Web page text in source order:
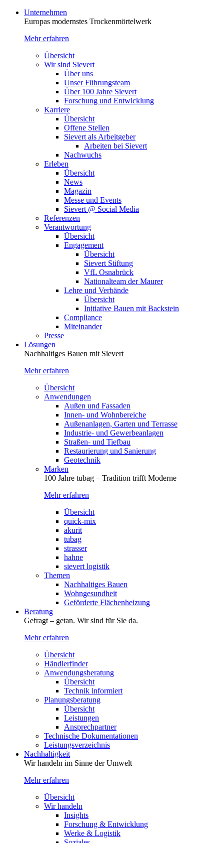
Unternehmen
Europas modernstes Trocken­mörtelwerk
Mehr erfahren
Übersicht
Wir sind Sievert
Über uns
Unser Führungsteam
Über 100 Jahre Sievert
Forschung und Entwicklung
Karriere
Übersicht
Offene Stellen
Sievert als Arbeitgeber
Arbeiten bei Sievert
Nachwuchs
Erleben
Übersicht
News
Magazin
Messe und Events
Sievert @ Social Media
Referenzen
Verantwortung
Übersicht
Engagement
Übersicht
Sievert Stiftung
VfL Osnabrück
Nationalteam der Maurer
Lehre und Verbände
Übersicht
Initiative Bauen mit Backstein
Compliance
Miteinander
Presse
Lösungen
Nachhaltiges Bauen mit Sievert
Mehr erfahren
Übersicht
Anwendungen
Außen und Fassaden
Innen- und Wohnbereiche
Außenanlagen, Garten und Terrasse
Industrie- und Gewerbeanlagen
Straßen- und Tiefbau
Restaurierung und Sanierung
Geotechnik
Marken
100 Jahre tubag – Tradition trifft Moderne
Mehr erfahren
Übersicht
quick-mix
akurit
tubag
strasser
hahne
sievert logistik
Themen
Nachhaltiges Bauen
Wohngesundheit
Geförderte Flächenheizung
Beratung
Gefragt – getan. Wir sind für Sie da.
Mehr erfahren
Übersicht
Händlerfinder
Anwendungsberatung
Übersicht
Technik informiert
Planungsberatung
Übersicht
Leistungen
Ansprechpartner
Technische Dokumentationen
Leistungsverzeichnis
Nachhaltigkeit
Wir handeln im Sinne der Umwelt
Mehr erfahren
Übersicht
Wir handeln
Insights
Forschung & Entwicklung
Werke & Logistik